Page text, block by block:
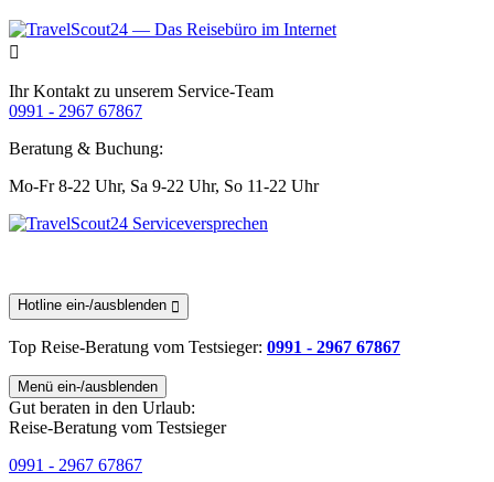
Ihr Kontakt zu unserem Service-Team
0991 - 2967 67867
Beratung & Buchung:
Mo-Fr 8-22 Uhr, Sa 9-22 Uhr, So 11-22 Uhr
Hotline ein-/ausblenden
Top Reise-Beratung vom Testsieger: 0991 - 2967 67867
Menü ein-/ausblenden
Gut beraten in den Urlaub:
Reise-Beratung vom Testsieger
0991 - 2967 67867